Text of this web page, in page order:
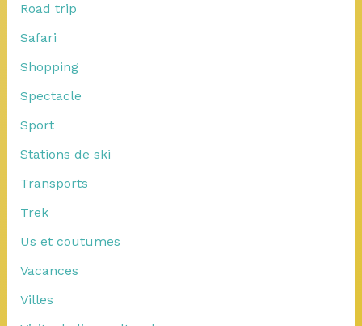
Road trip
Safari
Shopping
Spectacle
Sport
Stations de ski
Transports
Trek
Us et coutumes
Vacances
Villes